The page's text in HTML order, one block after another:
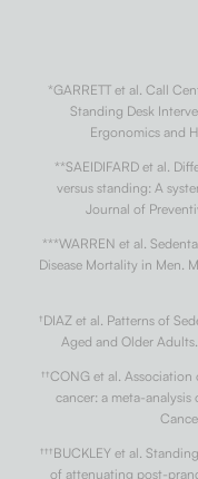
*GARRETT et al. Call
Standing Desk
Ergonomics and
**SAEIDIFARD et al.
versus standing: A
Journal of
***WARREN et al.
Disease Mortality in Men.
†DIAZ et al. Patterns of
Aged and Older
††CONG et al.
cancer: a meta-
†††BUCKLEY et al.
of attenuating post-